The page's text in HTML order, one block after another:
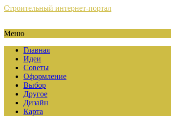
Строительный интернет-портал
Меню
Главная
Идеи
Советы
Оформление
Выбор
Другое
Дизайн
Карта